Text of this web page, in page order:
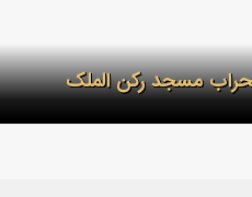
مسجد رکن الملک